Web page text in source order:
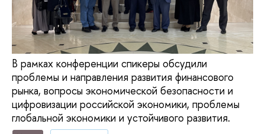
В рамках конференции спикеры обсудили
проблемы и направления развития финансового
рынка, вопросы экономической безопасности и
цифровизации российской экономики, проблемы
глобальной экономики и устойчивого развития.